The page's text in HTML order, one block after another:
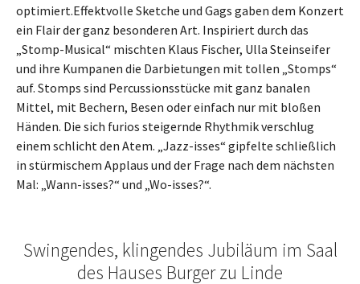
optimiert.Effektvolle Sketche und Gags gaben dem Konzert
ein Flair der ganz besonderen Art. Inspiriert durch das
„Stomp-Musical“ mischten Klaus Fischer, Ulla Steinseifer
und ihre Kumpanen die Darbietungen mit tollen „Stomps“
auf. Stomps sind Percussionsstücke mit ganz banalen
Mittel, mit Bechern, Besen oder einfach nur mit bloßen
Händen. Die sich furios steigernde Rhythmik verschlug
einem schlicht den Atem. „Jazz-isses“ gipfelte schließlich
in stürmischem Applaus und der Frage nach dem nächsten
Mal: „Wann-isses?“ und „Wo-isses?“.
Swingendes, klingendes Jubiläum im Saal
des Hauses Burger zu Linde